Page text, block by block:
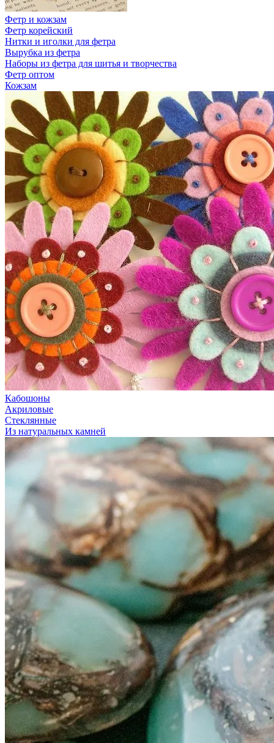
Фетр и кожзам
Фетр корейский
Нитки и иголки для фетра
Вырубка из фетра
Наборы из фетра для шитья и творчества
Фетр оптом
Кожзам
Кабошоны
Акриловые
Стеклянные
Из натуральных камней